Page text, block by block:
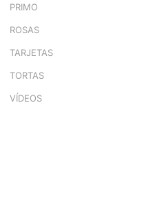
PRIMO
ROSAS
TARJETAS
TORTAS
VÍDEOS